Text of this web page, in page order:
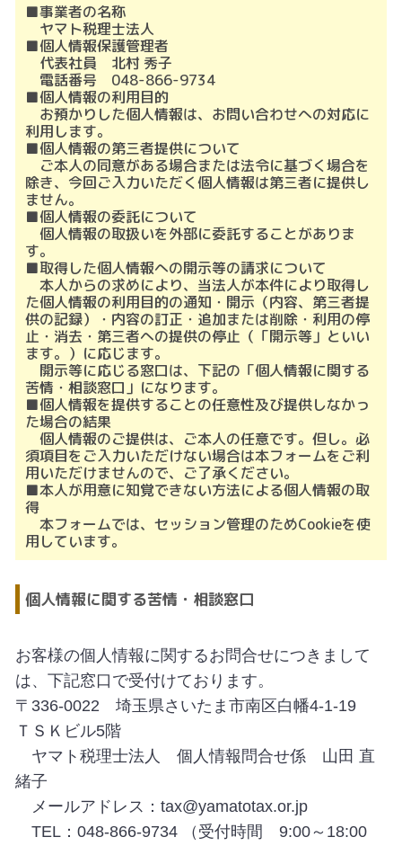
■事業者の名称
ヤマト税理士法人
■個人情報保護管理者
代表社員 北村 秀子
電話番号 048-866-9734
■個人情報の利用目的
お預かりした個人情報は、お問い合わせへの対応に
利用します。
■個人情報の第三者提供について
ご本人の同意がある場合または法令に基づく場合を
除き、今回ご入力いただく個人情報は第三者に提供し
ません。
■個人情報の委託について
個人情報の取扱いを外部に委託することがありま
す。
■取得した個人情報への開示等の請求について
本人からの求めにより、当法人が本件により取得し
た個人情報の利用目的の通知・開示（内容、第三者提
供の記録）・内容の訂正・追加または削除・利用の停
止・消去・第三者への提供の停止（「開示等」といい
ます。）に応じます。
開示等に応じる窓口は、下記の「個人情報に関する
苦情・相談窓口」になります。
■個人情報を提供することの任意性及び提供しなかっ
た場合の結果
個人情報のご提供は、ご本人の任意です。但し。必
須項目をご入力いただけない場合は本フォームをご利
用いただけませんので、ご了承ください。
■本人が用意に知覚できない方法による個人情報の取
得
本フォームでは、セッション管理のためCookieを使
用しています。
個人情報に関する苦情・相談窓口
お客様の個人情報に関するお問合せにつきまして
は、下記窓口で受付けております。
〒336-0022 埼玉県さいたま市南区白幡4-1-19
ＴＳＫビル5階
ヤマト税理士法人 個人情報問合せ係 山田 直
緒子
メールアドレス：tax@yamatotax.or.jp
TEL：048-866-9734 （受付時間 9:00～18:00